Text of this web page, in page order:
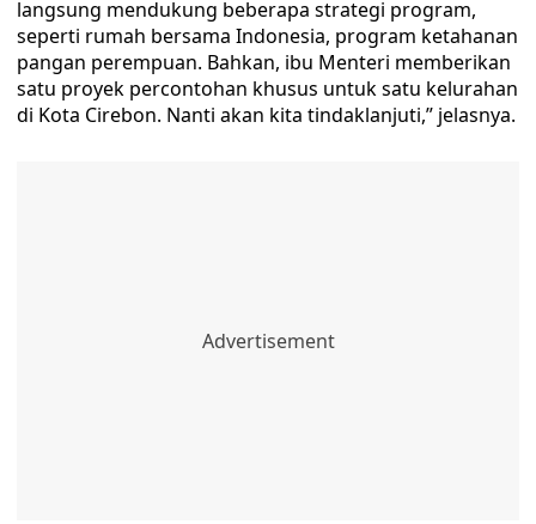
langsung mendukung beberapa strategi program,
seperti rumah bersama Indonesia, program ketahanan
pangan perempuan. Bahkan, ibu Menteri memberikan
satu proyek percontohan khusus untuk satu kelurahan
di Kota Cirebon. Nanti akan kita tindaklanjuti,” jelasnya.